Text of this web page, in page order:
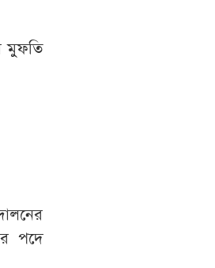
মুফতি
পদে